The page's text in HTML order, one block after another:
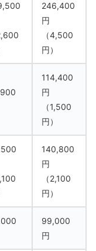
246,400
円
（4,500
円）
114,400
円
（1,500
円）
140,800
円
（2,100
円）
99,000
円